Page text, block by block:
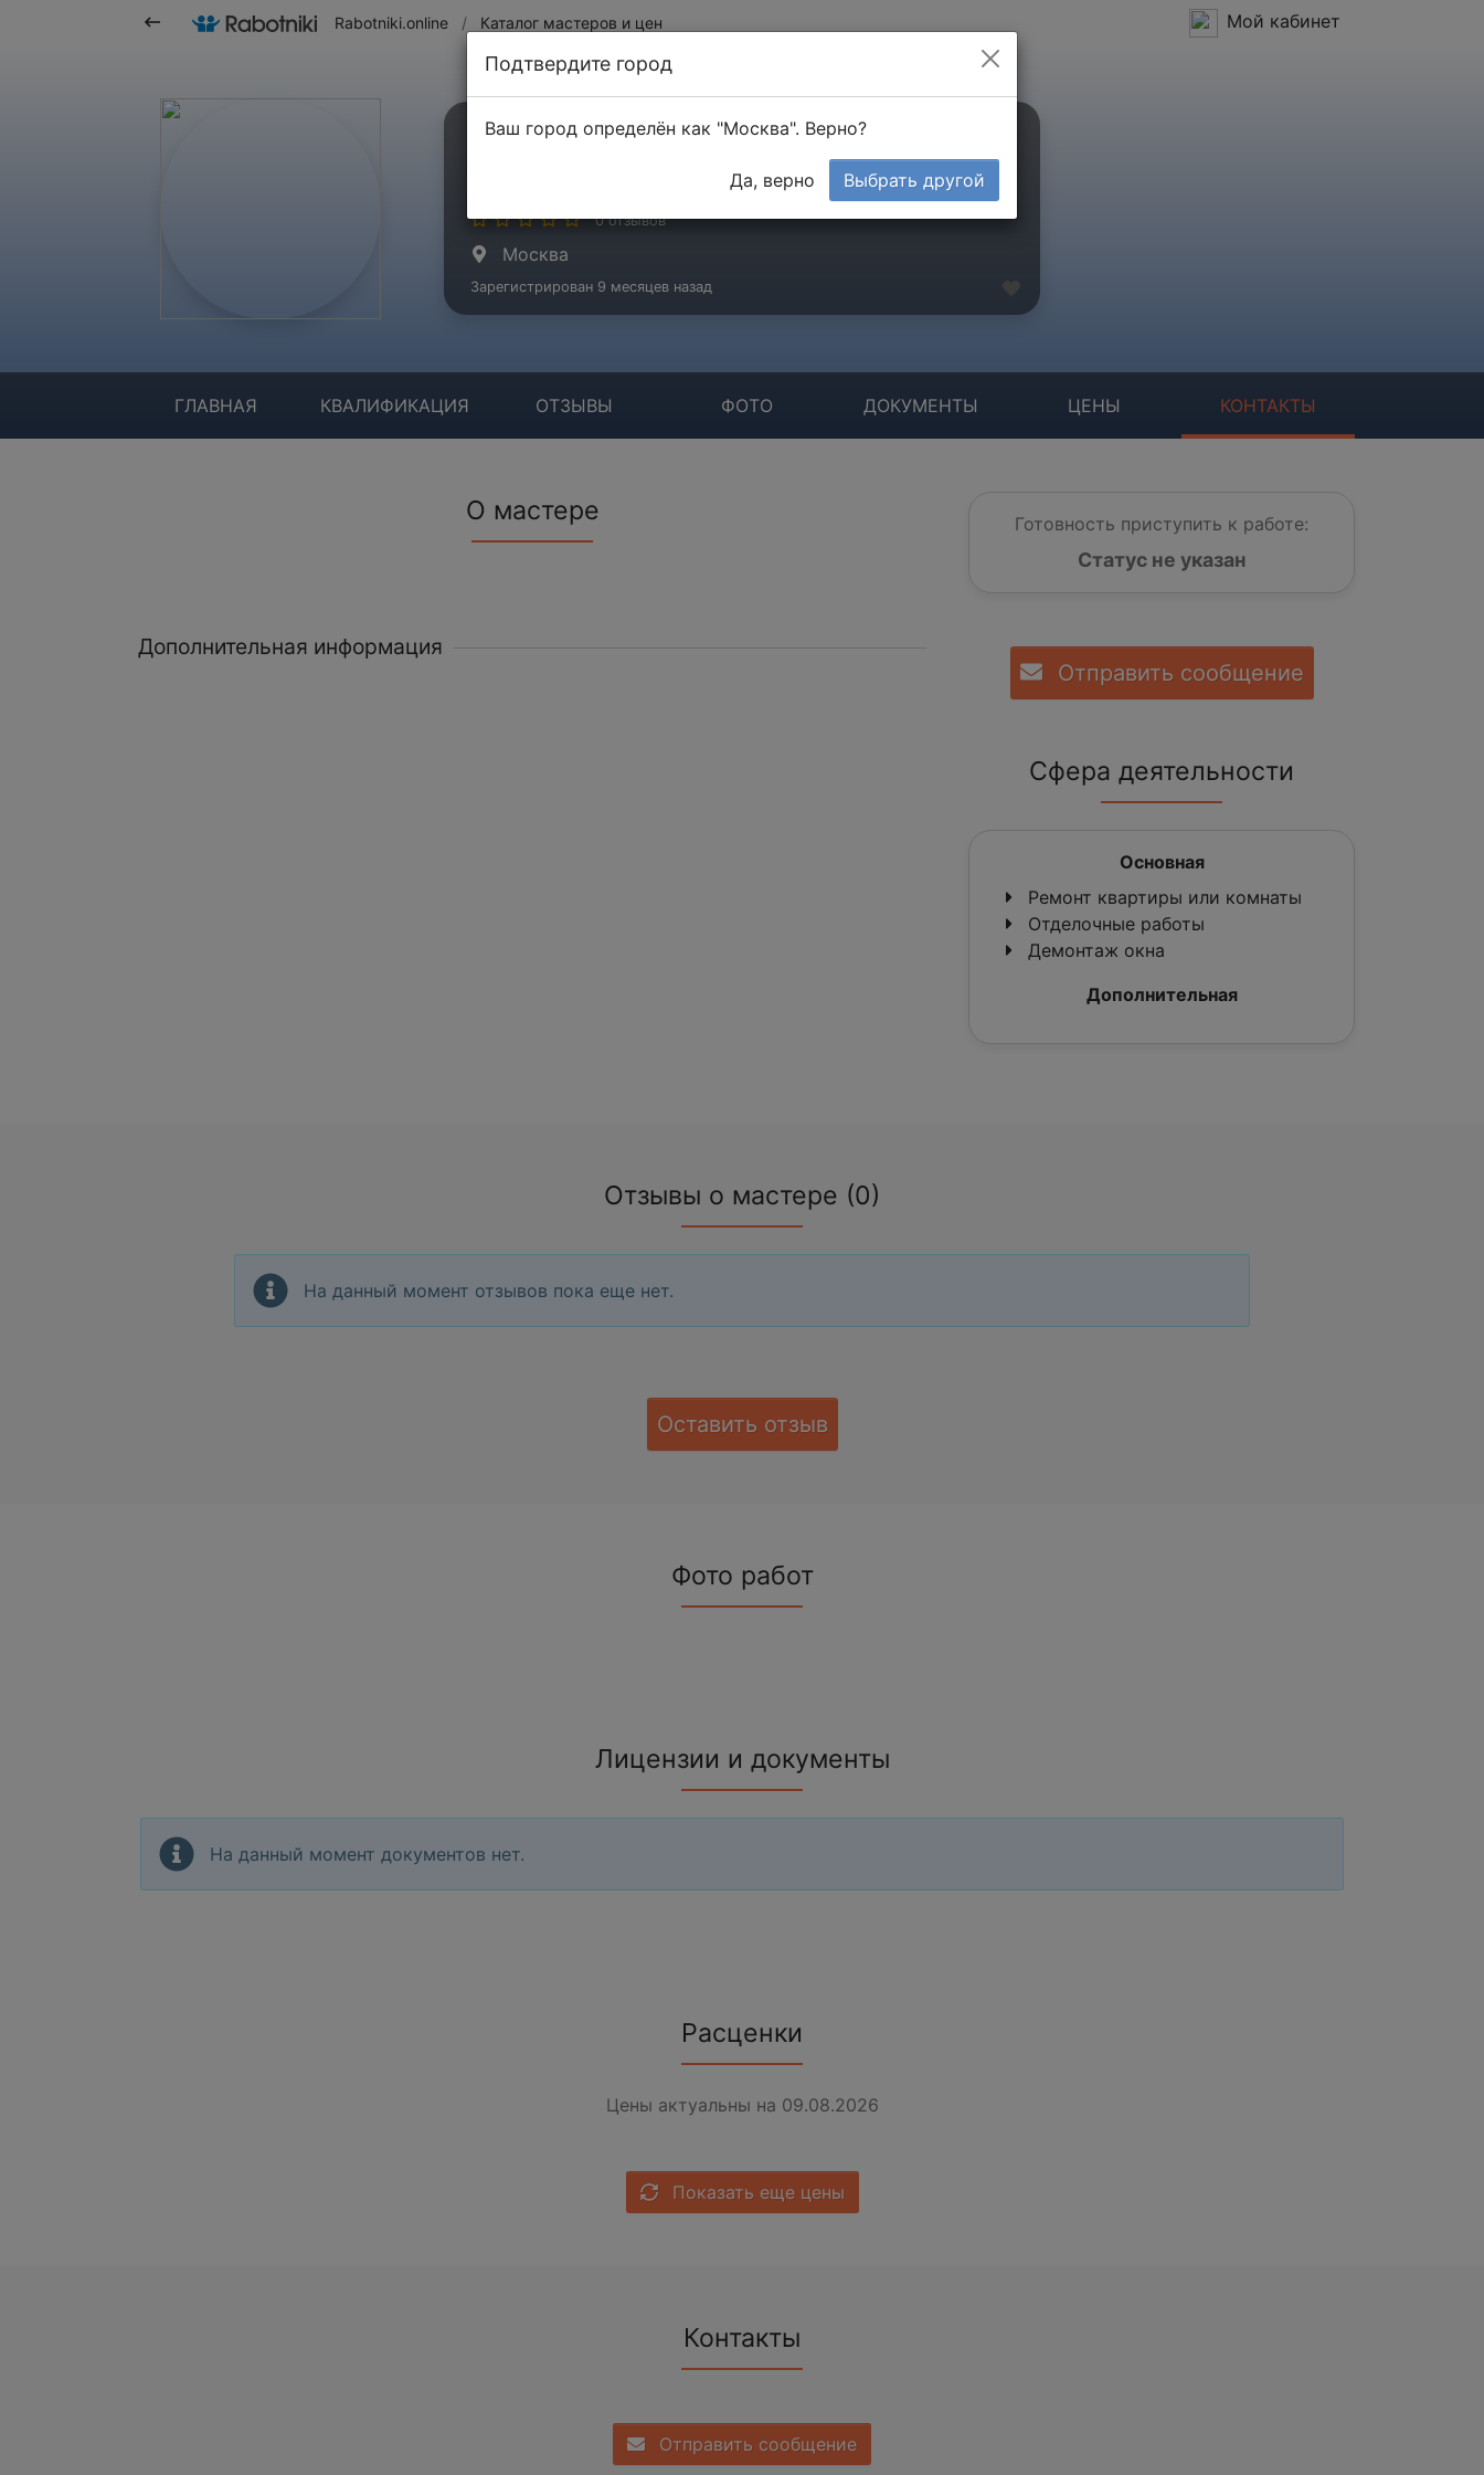
Rabotniki.online / Каталог мастеров и цен Мой кабинет
Тупица Василий
0 отзывов
Москва
Зарегистрирован 9 месяцев назад
ГЛАВНАЯ КВАЛИФИКАЦИЯ ОТЗЫВЫ ФОТО ДОКУМЕНТЫ ЦЕНЫ КОНТАКТЫ
О мастере
Дополнительная информация
Готовность приступить к работе:
Статус не указан
Отправить сообщение
Сфера деятельности
Основная
Ремонт квартиры или комнаты
Отделочные работы
Демонтаж окна
Дополнительная
Отзывы о мастере (0)
На данный момент отзывов пока еще нет.
Оставить отзыв
Фото работ
Лицензии и документы
На данный момент документов нет.
Расценки
Цены актуальны на 09.08.2026
Показать еще цены
Контакты
Отправить сообщение
Подтвердите город
Ваш город определён как "Москва". Верно?
Да, верно Выбрать другой